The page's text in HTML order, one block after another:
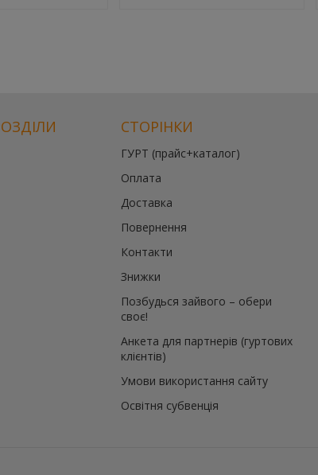
СТОРІНКИ
ГУРТ (прайс+каталог)
Оплата
Доставка
Повернення
Контакти
Знижки
Позбудься зайвого – обери
своє!
Анкета для партнерів (гуртових
клієнтів)
Умови використання сайту
Освітня субвенція